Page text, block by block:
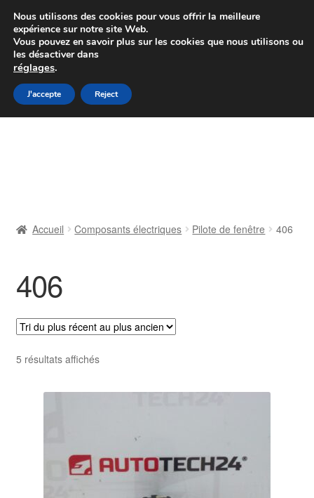
Colissimo livraison à partir de 7 EUR
Du lundi au vendredi de 9 h à 16 h
Aller
à
Aller
au
Livraison
Livraison internationale
Mon compte
Paiements
Accueil Composants électriques Pilote de fenêtre 406
406
5 résultats affichésTrié
plus
Nous utilisons des cookies pour vous offrir la meilleure
expérience sur notre site Web.
Vous pouvez en savoir plus sur les cookies que nous utilisons ou
les désactiver dans
réglages.
J'accepte Reject